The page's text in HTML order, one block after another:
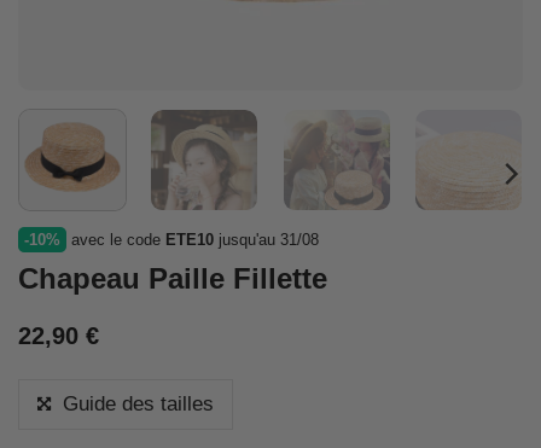
-10% avec le code ETE10 jusqu'au 31/08
Chapeau Paille Fillette
22,90 €
Guide des tailles